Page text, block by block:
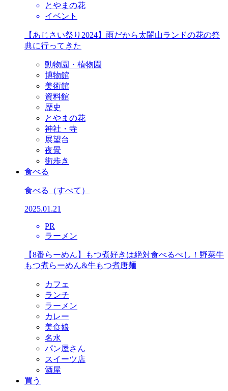
とやまの花
イベント
【あじさい祭り2024】雨だから太閤山ランドの花の祭
典に行ってきた
動物園・植物園
博物館
美術館
資料館
歴史
とやまの花
神社・寺
展望台
夜景
街歩き
食べる
食べる （すべて）
2025.01.21
PR
ラーメン
【8番らーめん】もつ煮好きは絶対食べるべし！野菜牛
もつ煮らーめん&牛もつ煮唐麺
カフェ
ランチ
ラーメン
カレー
美食娘
名水
パン屋さん
スイーツ店
酒屋
買う